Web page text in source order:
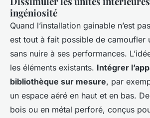
ingéniosité
Quand l’installation gainable n’est
est tout à fait possible de camoufler
sans nuire à ses performances.
les éléments existants. Intégrer
bibliothèque sur mesure, par
un espace aéré en haut et en bas.
bois ou en métal perforé, conçus